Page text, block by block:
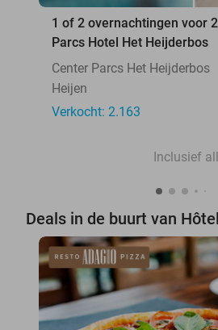
1 of 2 overnachtingen voor
Parcs Hotel Het Heijderbos
Center Parcs Het Heijderbos
Heijen
Verkocht: 2.163
Inclusief
Deals in de buurt van